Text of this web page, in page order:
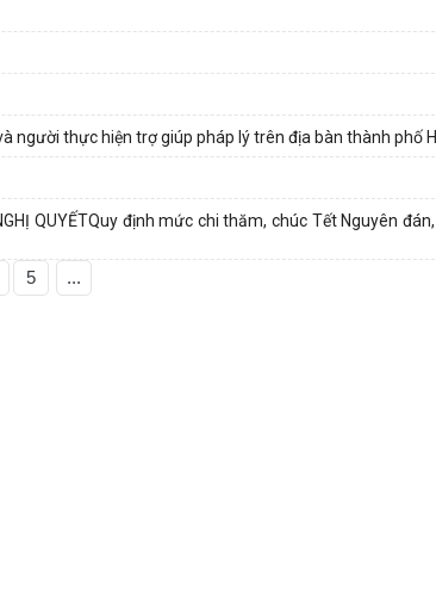
người thực hiện trợ giúp pháp lý trên địa bàn thành phố
NGHỊ QUYẾTQuy định mức chi thăm, chúc Tết Nguyên
5 ...